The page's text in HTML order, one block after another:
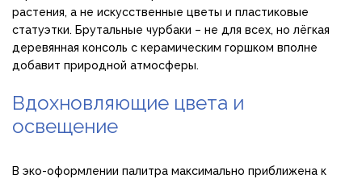
растения, а не искусственные цветы и пластиковые
статуэтки. Брутальные чурбаки – не для всех, но лёгкая
деревянная консоль с керамическим горшком вполне
добавит природной атмосферы.
Вдохновляющие цвета и
освещение
В эко-оформлении палитра максимально приближена к